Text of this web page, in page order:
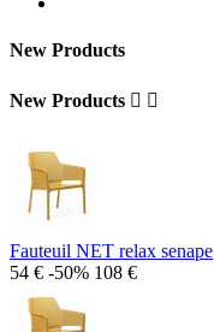
New Products
New Products  
Fauteuil NET relax senape
54 € -50% 108 €